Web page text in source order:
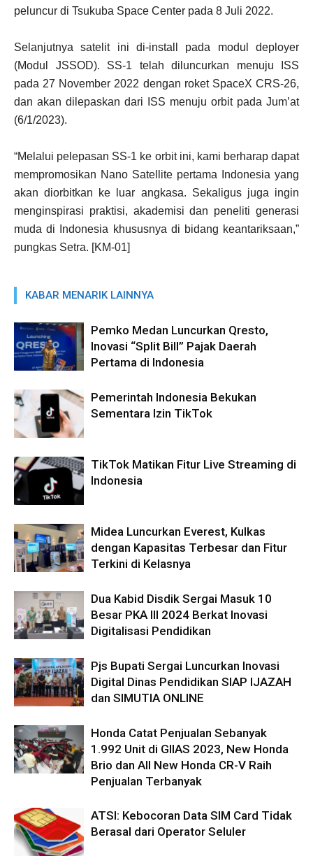
peluncur di Tsukuba Space Center pada 8 Juli 2022.
Selanjutnya satelit ini di-install pada modul deployer
(Modul JSSOD). SS-1 telah diluncurkan menuju ISS
pada 27 November 2022 dengan roket SpaceX CRS-26,
dan akan dilepaskan dari ISS menuju orbit pada Jum’at
(6/1/2023).
“Melalui pelepasan SS-1 ke orbit ini, kami berharap dapat
mempromosikan Nano Satellite pertama Indonesia yang
akan diorbitkan ke luar angkasa. Sekaligus juga ingin
menginspirasi praktisi, akademisi dan peneliti generasi
muda di Indonesia khususnya di bidang keantariksaan,”
pungkas Setra. [KM-01]
KABAR MENARIK LAINNYA
Pemko Medan Luncurkan Qresto,
Inovasi “Split Bill” Pajak Daerah
Pertama di Indonesia
Pemerintah Indonesia Bekukan
Sementara Izin TikTok
TikTok Matikan Fitur Live Streaming di
Indonesia
Midea Luncurkan Everest, Kulkas
dengan Kapasitas Terbesar dan Fitur
Terkini di Kelasnya
Dua Kabid Disdik Sergai Masuk 10
Besar PKA III 2024 Berkat Inovasi
Digitalisasi Pendidikan
Pjs Bupati Sergai Luncurkan Inovasi
Digital Dinas Pendidikan SIAP IJAZAH
dan SIMUTIA ONLINE
Honda Catat Penjualan Sebanyak
1.992 Unit di GIIAS 2023, New Honda
Brio dan All New Honda CR-V Raih
Penjualan Terbanyak
ATSI: Kebocoran Data SIM Card Tidak
Berasal dari Operator Seluler